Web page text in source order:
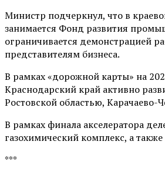
Министр подчеркнул, что в
занимается Фонд развития
ограничивается демонстрацией
представителям бизнеса.
В рамках «дорожной карты» на
Краснодарский край активно
Ростовской областью,
В рамках финала акселератора
газохимический комплекс, а
***